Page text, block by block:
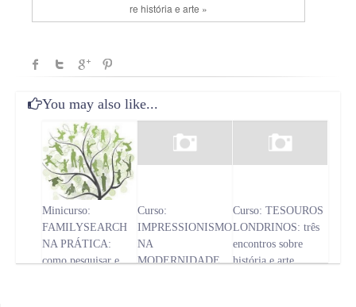
re história e arte »
You may also like...
Minicurso:
FAMILYSEARCH
NA PRÁTICA:
como pesquisar e
Curso:
IMPRESSIONISMO
NA
MODERNIDADE
Curso: TESOUROS
LONDRINOS: três
encontros sobre
história e arte